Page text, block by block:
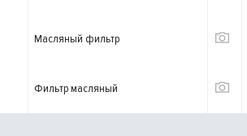
Масляный фильтр
Фильтр масляный